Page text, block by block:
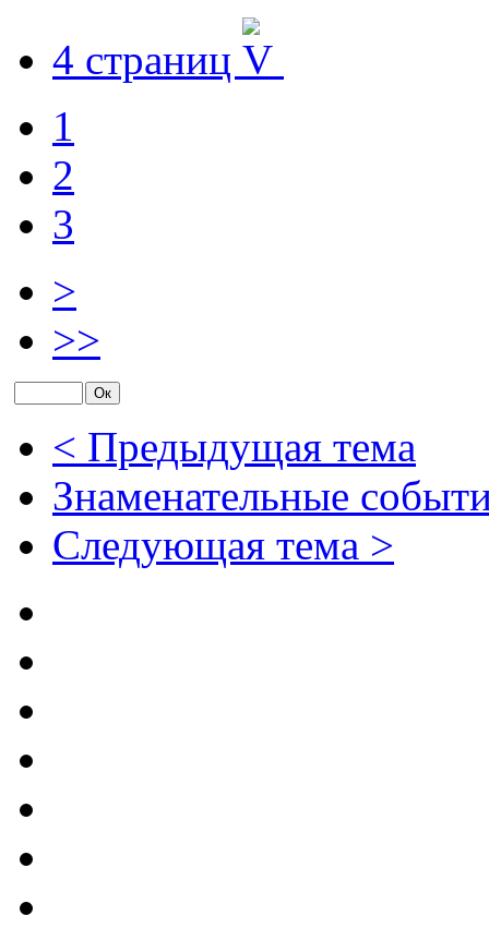
4 страниц
1
2
3
>
>>
< Предыдущая тема
Знаменательные
Следующая тема >